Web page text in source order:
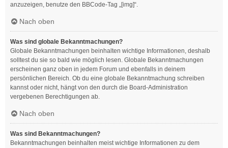
anzuzeigen, benutze den BBCode-Tag „[img]“.
Nach oben
Was sind globale Bekanntmachungen?
Globale Bekanntmachungen beinhalten wichtige Informationen, deshalb
solltest du sie so bald wie möglich lesen. Globale Bekanntmachungen
erscheinen ganz oben in jedem Forum und ebenfalls in deinem
persönlichen Bereich. Ob du eine globale Bekanntmachung schreiben
kannst oder nicht, hängt von den durch die Board-Administration
vergebenen Berechtigungen ab.
Nach oben
Was sind Bekanntmachungen?
Bekanntmachungen beinhalten meist wichtige Informationen zu dem